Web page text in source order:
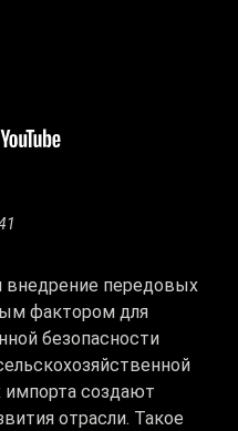
внедрение передовых
фактором для
безопасности
импорта создают
отрасли. Такое